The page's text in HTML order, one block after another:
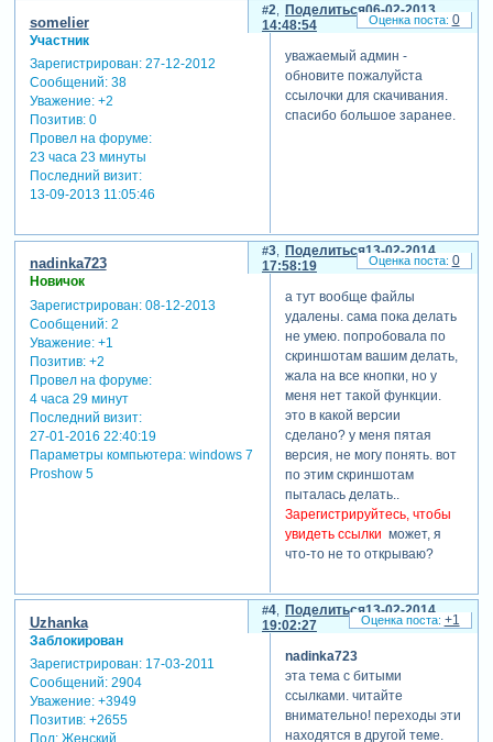
теги: переходы, proshow
producer
Поделиться
2
06-02-2013
14:48:54
somelier
Участник
Зарегистрирован: 27-12-2012
Сообщений:38
Уважение: +2
Позитив: 0
Провел на форуме:
23 часа 23 минуты
Последний визит:
13-09-2013 11:05:46
уважаемый админ -
обновите пожалуйста
ссылочки для скачивания.
спасибо большое заранее.
0
Поделиться
3
13-02-2014
17:58:19
nadinka723
Новичок
Зарегистрирован: 08-12-2013
Сообщений:2
Уважение: +1
Позитив: +2
Провел на форуме:
4 часа 29 минут
Последний визит:
27-01-2016 22:40:19
Параметры компьютера:windows 7
Proshow 5
а тут вообще файлы
удалены. сама пока делать
не умею. попробовала по
скриншотам вашим делать,
жала на все кнопки, но у
меня нет такой функции.
это в какой версии
сделано? у меня пятая
версия, не могу понять. вот
по этим скриншотам
пыталась делать..
Зарегистрируйтесь, чтобы
увидеть ссылки может, я
что-то не то открываю?
0
Поделиться
4
13-02-2014
19:02:27
Uzhanka
Заблокирован
Зарегистрирован: 17-03-2011
Сообщений:2904
Уважение: +3949
Позитив: +2655
nadinka723
эта тема с битыми
ссылками. читайте
внимательно! переходы эти
находятся в другой теме.
+1